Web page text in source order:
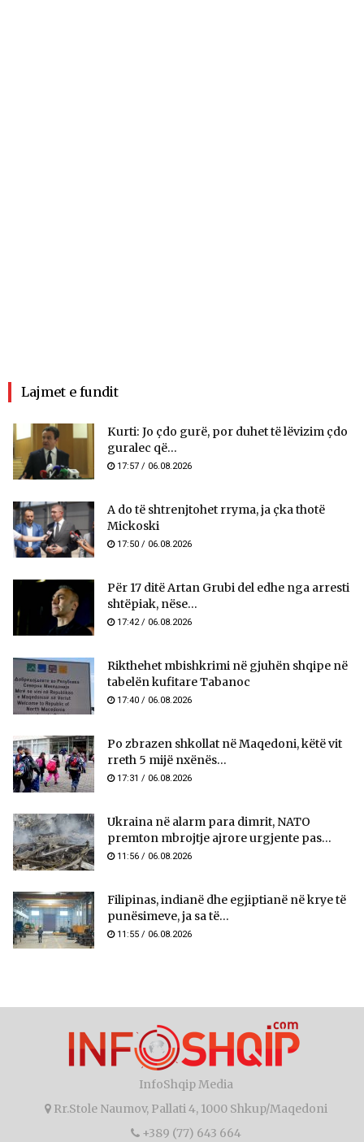
Lajmet e fundit
Kurti: Jo çdo gurë, por duhet të lëvizim çdo
guralec që...
17:57 / 06.08.2026
A do të shtrenjtohet rryma, ja çka thotë
Mickoski
17:50 / 06.08.2026
Për 17 ditë Artan Grubi del edhe nga arresti
shtëpiak, nëse...
17:42 / 06.08.2026
Rikthehet mbishkrimi në gjuhën shqipe në
tabelën kufitare Tabanoc
17:40 / 06.08.2026
Po zbrazen shkollat në Maqedoni, këtë vit
rreth 5 mijë nxënës...
17:31 / 06.08.2026
Ukraina në alarm para dimrit, NATO
premton mbrojtje ajrore urgjente pas...
11:56 / 06.08.2026
Filipinas, indianë dhe egjiptianë në krye të
punësimeve, ja sa të...
11:55 / 06.08.2026
InfoShqip Media
Rr.Stole Naumov, Pallati 4, 1000 Shkup/Maqedoni
+389 (77) 643 664